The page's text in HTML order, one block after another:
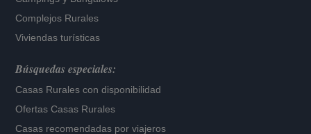
Complejos Rurales
Viviendas turísticas
Búsquedas especiales:
Casas Rurales con disponibilidad
Ofertas Casas Rurales
Casas recomendadas por viajeros